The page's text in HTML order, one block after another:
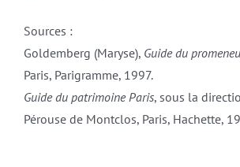
Sources :
Goldemberg (Maryse), Guide du
Paris, Parigramme, 1997.
Guide du patrimoine Paris, sous la
Pérouse de Montclos, Paris, Hachette,